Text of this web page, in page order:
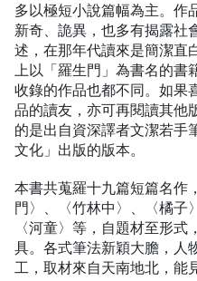
多以極短小說篇幅為主。作
新奇、詭異，也多有揭露社
述，在那年代讀來是簡潔直
上以「羅生門」為書名的書
收錄的作品也都不同。如果
品的讀友，亦可再閱讀其他
的是出自資深譯者文潔若手
文化」出版的版本。
本書共蒐羅十九篇短篇名作
門〉、〈竹林中〉、〈橘子
〈河童〉等，自題材至形式
具。各式筆法新穎大膽，人
工，取材來自天南地北，能